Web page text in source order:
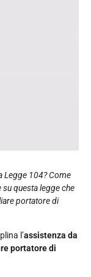
Legge 104? Come
questa legge che
portatore di
l’assistenza da
portatore di